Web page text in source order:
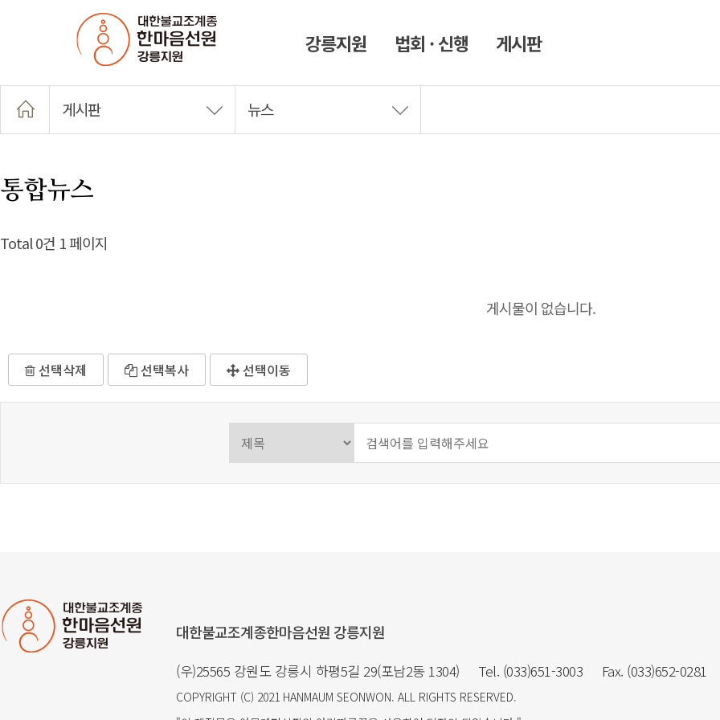
강릉지원 법회 · 신행 게시판
게시판 뉴스
통합뉴스
Total 0건 1 페이지
게시물이 없습니다.
선택삭제 선택복사 선택이동
대한불교조계종한마음선원 강릉지원
(우)25565 강원도 강릉시 하평5길 29(포남2동 1304) Tel. (033)651-3003 Fax. (033)652-0281
COPYRIGHT (C) 2021 HANMAUM SEONWON. ALL RIGHTS RESERVED.